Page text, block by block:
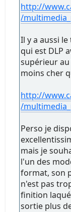
http://
/
Il y a aussi
qui est DLP
supérieur au
moins cher
http://
/
Perso je
mais je
l'un des
format, son
n'est pas
finition
sortie plus